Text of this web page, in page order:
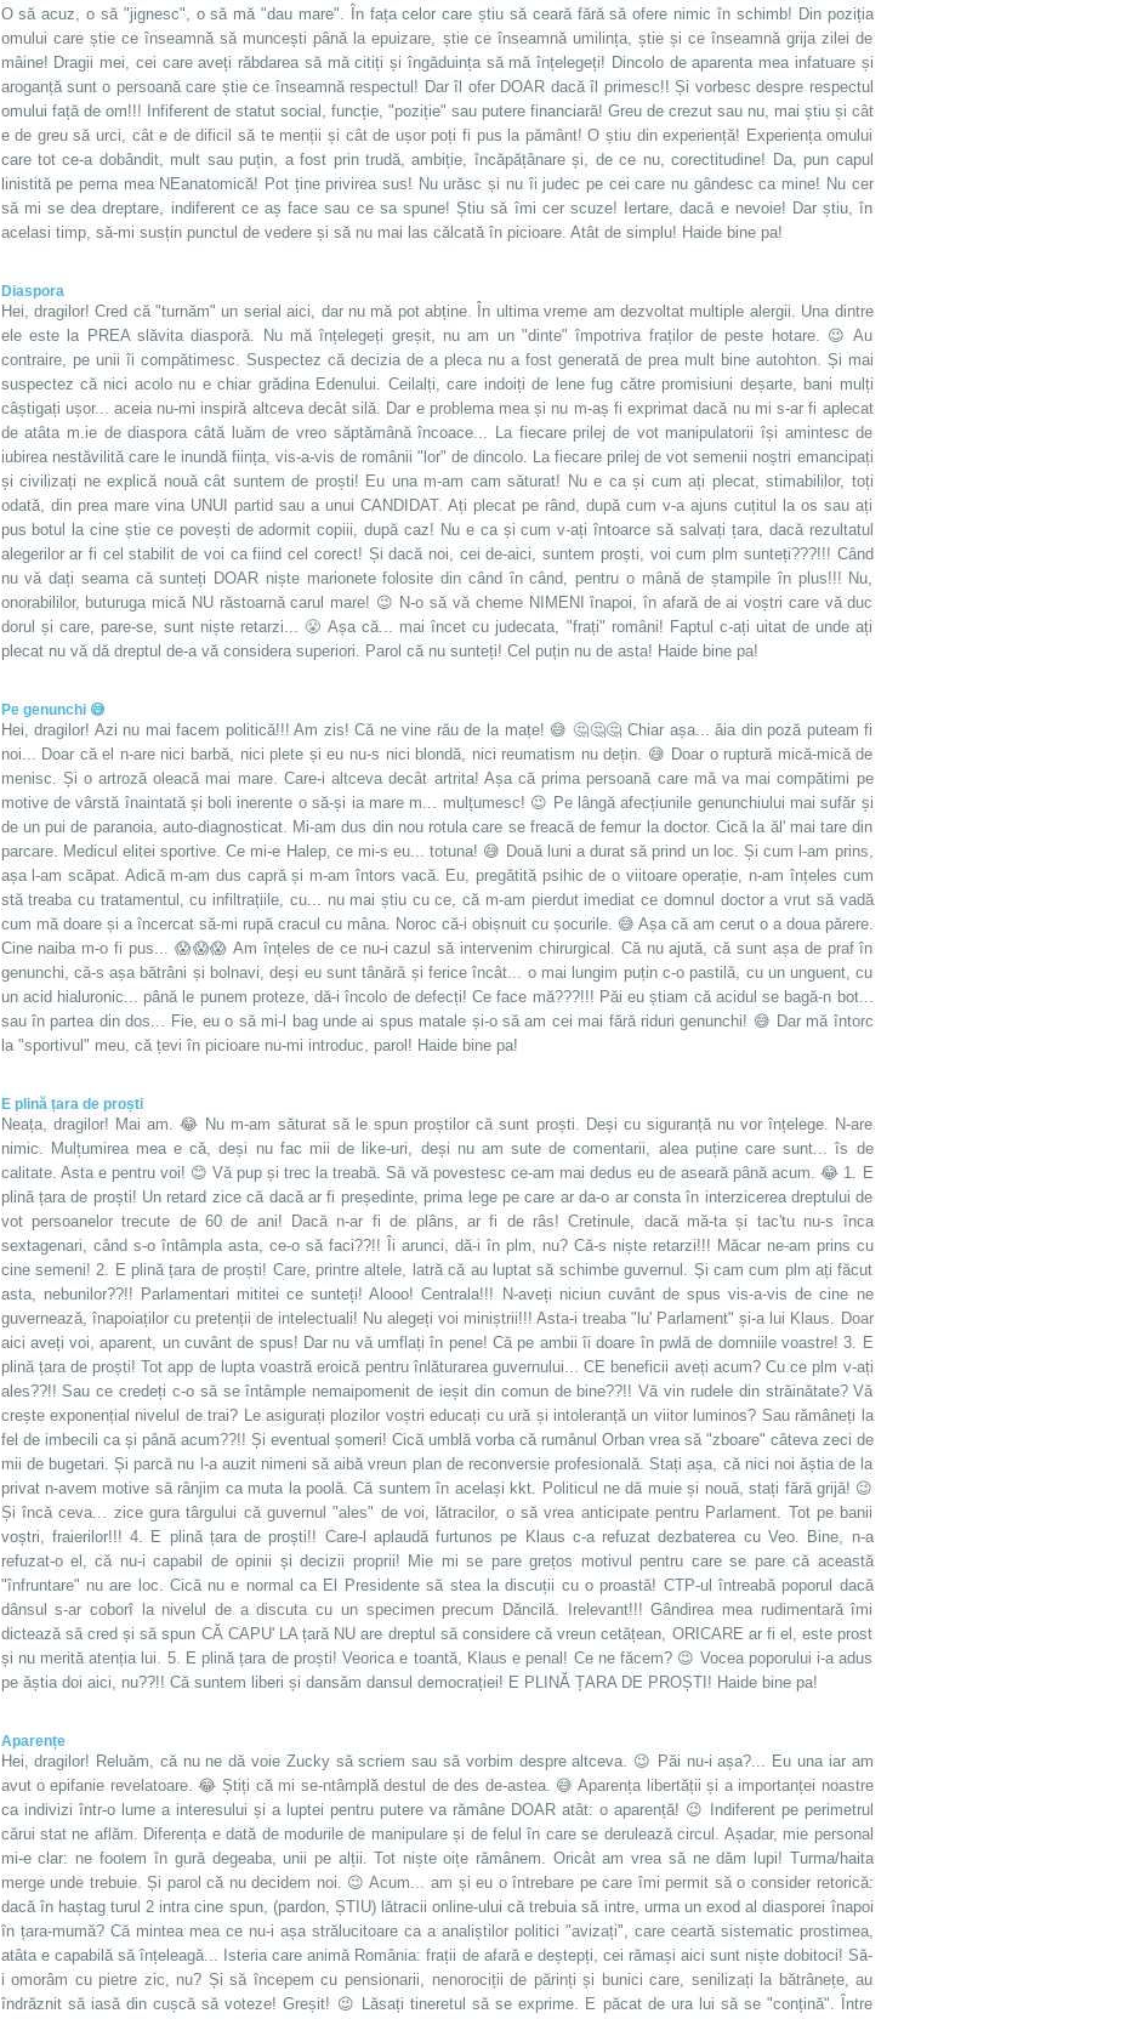
O să acuz, o să "jignesc", o să mă "dau mare". În fața celor care știu să ceară fără să ofere nimic în schimb! Din poziția
omului care știe ce înseamnă să muncești până la epuizare, știe ce înseamnă umilința, știe și ce înseamnă grija zilei de
mâine! Dragii mei, cei care aveți răbdarea să mă citiți și îngăduința să mă înțelegeți! Dincolo de aparenta mea infatuare și
aroganță sunt o persoană care știe ce înseamnă respectul! Dar îl ofer DOAR dacă îl primesc!! Și vorbesc despre respectul
omului față de om!!! Infiferent de statut social, funcție, "poziție" sau putere financiară! Greu de crezut sau nu, mai știu și cât
e de greu să urci, cât e de dificil să te menții și cât de ușor poți fi pus la pământ! O știu din experiență! Experiența omului
care tot ce-a dobândit, mult sau puțin, a fost prin trudă, ambiție, încăpățânare și, de ce nu, corectitudine! Da, pun capul
linistită pe perna mea NEanatomică! Pot ține privirea sus! Nu urăsc și nu îi judec pe cei care nu gândesc ca mine! Nu cer
să mi se dea dreptare, indiferent ce aș face sau ce sa spune! Știu să îmi cer scuze! Iertare, dacă e nevoie! Dar știu, în
acelasi timp, să-mi susțin punctul de vedere și să nu mai las călcată în picioare. Atât de simplu! Haide bine pa!
Diaspora
Hei, dragilor! Cred că "turnăm" un serial aici, dar nu mă pot abține. În ultima vreme am dezvoltat multiple alergii. Una dintre
ele este la PREA slăvita diasporă. Nu mă înțelegeți greșit, nu am un "dinte" împotriva fraților de peste hotare. 😉 Au
contraire, pe unii îi compătimesc. Suspectez că decizia de a pleca nu a fost generată de prea mult bine autohton. Și mai
suspectez că nici acolo nu e chiar grădina Edenului. Ceilalți, care indoiți de lene fug către promisiuni deșarte, bani mulți
câștigați ușor... aceia nu-mi inspiră altceva decât silă. Dar e problema mea și nu m-aș fi exprimat dacă nu mi s-ar fi aplecat
de atâta m.ie de diaspora câtă luăm de vreo săptămână încoace... La fiecare prilej de vot manipulatorii își amintesc de
iubirea nestăvilită care le inundă ființa, vis-a-vis de românii "lor" de dincolo. La fiecare prilej de vot semenii noștri emancipați
și civilizați ne explică nouă cât suntem de proști! Eu una m-am cam săturat! Nu e ca și cum ați plecat, stimabililor, toți
odată, din prea mare vina UNUI partid sau a unui CANDIDAT. Ați plecat pe rând, după cum v-a ajuns cuțitul la os sau ați
pus botul la cine știe ce povești de adormit copiii, după caz! Nu e ca și cum v-ați întoarce să salvați țara, dacă rezultatul
alegerilor ar fi cel stabilit de voi ca fiind cel corect! Și dacă noi, cei de-aici, suntem proști, voi cum plm sunteți???!!! Când
nu vă dați seama că sunteți DOAR niște marionete folosite din când în când, pentru o mână de ștampile în plus!!! Nu,
onorabililor, buturuga mică NU răstoarnă carul mare! 😉 N-o să vă cheme NIMENI înapoi, în afară de ai voștri care vă duc
dorul și care, pare-se, sunt niște retarzi... 😤 Așa că... mai încet cu judecata, "frați" români! Faptul c-ați uitat de unde ați
plecat nu vă dă dreptul de-a vă considera superiori. Parol că nu sunteți! Cel puțin nu de asta! Haide bine pa!
Pe genunchi 😅
Hei, dragilor! Azi nu mai facem politică!!! Am zis! Că ne vine rău de la mațe! 😅 🤔🤔🤔 Chiar așa... ăia din poză puteam fi
noi... Doar că el n-are nici barbă, nici plete și eu nu-s nici blondă, nici reumatism nu dețin. 😅 Doar o ruptură mică-mică de
menisc. Și o artroză oleacă mai mare. Care-i altceva decât artrita! Așa că prima persoană care mă va mai compătimi pe
motive de vârstă înaintată și boli inerente o să-și ia mare m... mulțumesc! 😉 Pe lângă afecțiunile genunchiului mai sufăr și
de un pui de paranoia, auto-diagnosticat. Mi-am dus din nou rotula care se freacă de femur la doctor. Cică la ăl' mai tare din
parcare. Medicul elitei sportive. Ce mi-e Halep, ce mi-s eu... totuna! 😅 Două luni a durat să prind un loc. Și cum l-am prins,
așa l-am scăpat. Adică m-am dus capră și m-am întors vacă. Eu, pregătită psihic de o viitoare operație, n-am înțeles cum
stă treaba cu tratamentul, cu infiltrațiile, cu... nu mai știu cu ce, că m-am pierdut imediat ce domnul doctor a vrut să vadă
cum mă doare și a încercat să-mi rupă cracul cu mâna. Noroc că-i obișnuit cu șocurile. 😅 Așa că am cerut o a doua părere.
Cine naiba m-o fi pus... 😱😱😱 Am înțeles de ce nu-i cazul să intervenim chirurgical. Că nu ajută, că sunt așa de praf în
genunchi, că-s așa bătrâni și bolnavi, deși eu sunt tânără și ferice încât... o mai lungim puțin c-o pastilă, cu un unguent, cu
un acid hialuronic... până le punem proteze, dă-i încolo de defecți! Ce face mă???!!! Păi eu știam că acidul se bagă-n bot...
sau în partea din dos... Fie, eu o să mi-l bag unde ai spus matale și-o să am cei mai fără riduri genunchi! 😅 Dar mă întorc
la "sportivul" meu, că țevi în picioare nu-mi introduc, parol! Haide bine pa!
E plină țara de proști
Neața, dragilor! Mai am. 😂 Nu m-am săturat să le spun proștilor că sunt proști. Deși cu siguranță nu vor înțelege. N-are
nimic. Mulțumirea mea e că, deși nu fac mii de like-uri, deși nu am sute de comentarii, alea puține care sunt... îs de
calitate. Asta e pentru voi! 😊 Vă pup și trec la treabă. Să vă povestesc ce-am mai dedus eu de aseară până acum. 😂 1. E
plină țara de proști! Un retard zice că dacă ar fi președinte, prima lege pe care ar da-o ar consta în interzicerea dreptului de
vot persoanelor trecute de 60 de ani! Dacă n-ar fi de plâns, ar fi de râs! Cretinule, dacă mă-ta și tac'tu nu-s înca
sextagenari, când s-o întâmpla asta, ce-o să faci??!! Îi arunci, dă-i în plm, nu? Că-s niște retarzi!!! Măcar ne-am prins cu
cine semeni! 2. E plină țara de proști! Care, printre altele, latră că au luptat să schimbe guvernul. Și cam cum plm ați făcut
asta, nebunilor??!! Parlamentari mititei ce sunteți! Alooo! Centrala!!! N-aveți niciun cuvânt de spus vis-a-vis de cine ne
guvernează, înapoiaților cu pretenții de intelectuali! Nu alegeți voi miniștrii!!! Asta-i treaba "lu' Parlament" și-a lui Klaus. Doar
aici aveți voi, aparent, un cuvânt de spus! Dar nu vă umflați în pene! Că pe ambii îi doare în pwlă de domniile voastre! 3. E
plină țara de proști! Tot app de lupta voastră eroică pentru înlăturarea guvernului... CE beneficii aveți acum? Cu ce plm v-ați
ales??!! Sau ce credeți c-o să se întâmple nemaipomenit de ieșit din comun de bine??!! Vă vin rudele din străinătate? Vă
crește exponențial nivelul de trai? Le asigurați plozilor voștri educați cu ură și intoleranță un viitor luminos? Sau rămâneți la
fel de imbecili ca și până acum??!! Și eventual șomeri! Cică umblă vorba că rumânul Orban vrea să "zboare" câteva zeci de
mii de bugetari. Și parcă nu l-a auzit nimeni să aibă vreun plan de reconversie profesională. Stați așa, că nici noi ăștia de la
privat n-avem motive să rânjim ca muta la poolă. Că suntem în același kkt. Politicul ne dă muie și nouă, stați fără grijă! 😉
Și încă ceva... zice gura târgului că guvernul "ales" de voi, lătracilor, o să vrea anticipate pentru Parlament. Tot pe banii
voștri, fraierilor!!! 4. E plină țara de proști!! Care-l aplaudă furtunos pe Klaus c-a refuzat dezbaterea cu Veo. Bine, n-a
refuzat-o el, că nu-i capabil de opinii și decizii proprii! Mie mi se pare grețos motivul pentru care se pare că această
"înfruntare" nu are loc. Cică nu e normal ca El Presidente să stea la discuții cu o proastă! CTP-ul întreabă poporul dacă
dânsul s-ar coborî la nivelul de a discuta cu un specimen precum Dăncilă. Irelevant!!! Gândirea mea rudimentară îmi
dictează să cred și să spun CĂ CAPU' LA țară NU are dreptul să considere că vreun cetățean, ORICARE ar fi el, este prost
și nu merită atenția lui. 5. E plină țara de proști! Veorica e toantă, Klaus e penal! Ce ne făcem? 😉 Vocea poporului i-a adus
pe ăștia doi aici, nu??!! Că suntem liberi și dansăm dansul democrației! E PLINĂ ȚARA DE PROȘTI! Haide bine pa!
Aparențe
Hei, dragilor! Reluăm, că nu ne dă voie Zucky să scriem sau să vorbim despre altceva. 😉 Păi nu-i așa?... Eu una iar am
avut o epifanie revelatoare. 😂 Știți că mi se-ntâmplă destul de des de-astea. 😅 Aparența libertății și a importanței noastre
ca indivizi într-o lume a interesului și a luptei pentru putere va rămâne DOAR atât: o aparență! 😉 Indiferent pe perimetrul
cărui stat ne aflăm. Diferența e dată de modurile de manipulare și de felul în care se derulează circul. Așadar, mie personal
mi-e clar: ne footem în gură degeaba, unii pe alții. Tot niște oițe rămânem. Oricât am vrea să ne dăm lupi! Turma/haita
merge unde trebuie. Și parol că nu decidem noi. 😉 Acum... am și eu o întrebare pe care îmi permit să o consider retorică:
dacă în haștag turul 2 intra cine spun, (pardon, ȘTIU) lătracii online-ului că trebuia să intre, urma un exod al diasporei înapoi
în țara-mumă? Că mintea mea ce nu-i așa strălucitoare ca a analiștilor politici "avizați", care ceartă sistematic prostimea,
atâta e capabilă să înțeleagă... Isteria care animă România: frații de afară e deștepți, cei rămași aici sunt niște dobitoci! Să-
i omorâm cu pietre zic, nu? Și să începem cu pensionarii, nenorociții de părinți și bunici care, senilizați la bătrânețe, au
îndrăznit să iasă din cușcă să voteze! Greșit! 😉 Lăsați tineretul să se exprime. E păcat de ura lui să se "conțină". Între